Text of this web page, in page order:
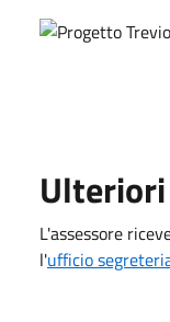
L'assessore
l'ufficio